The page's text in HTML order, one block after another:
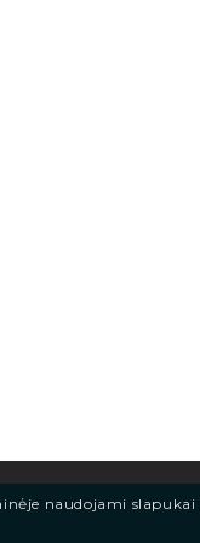
naudojami